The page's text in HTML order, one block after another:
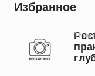
Избранное
11